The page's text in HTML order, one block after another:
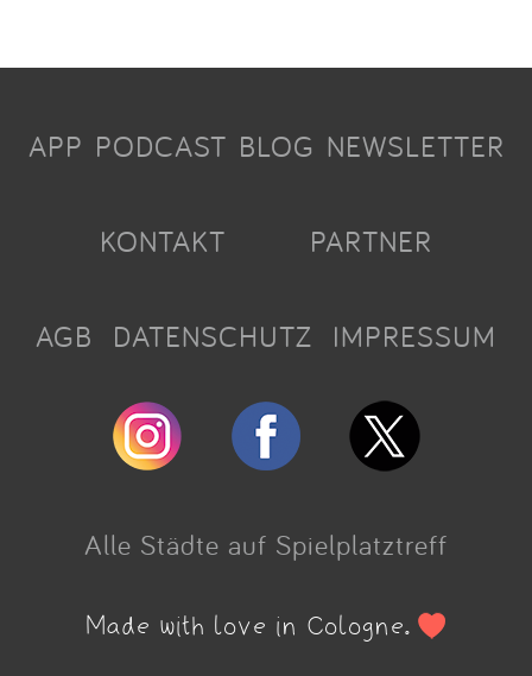
APP PODCAST BLOG NEWSLETTER
KONTAKT PARTNER
AGB DATENSCHUTZ IMPRESSUM
Alle Städte auf Spielplatztreff
Made with love in Cologne.